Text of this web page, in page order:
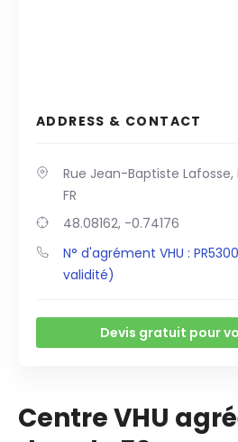
ADDRESS & CONTACT
Rue Jean-Baptiste Lafosse,
FR
48.08162, -0.74176
N° d'agrément VHU :
validité)
Devis gratuit pour
Centre VHU